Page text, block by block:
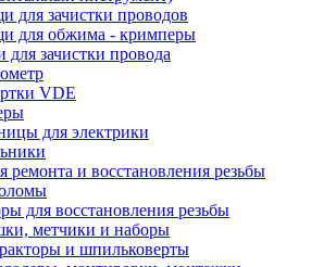
для зачистки проводов
для обжима - кримперы
зачистки провода
VDE
для электрики
ремонта и восстановления резьбы
для восстановления резьбы
метчики и наборы
и шпильковерты